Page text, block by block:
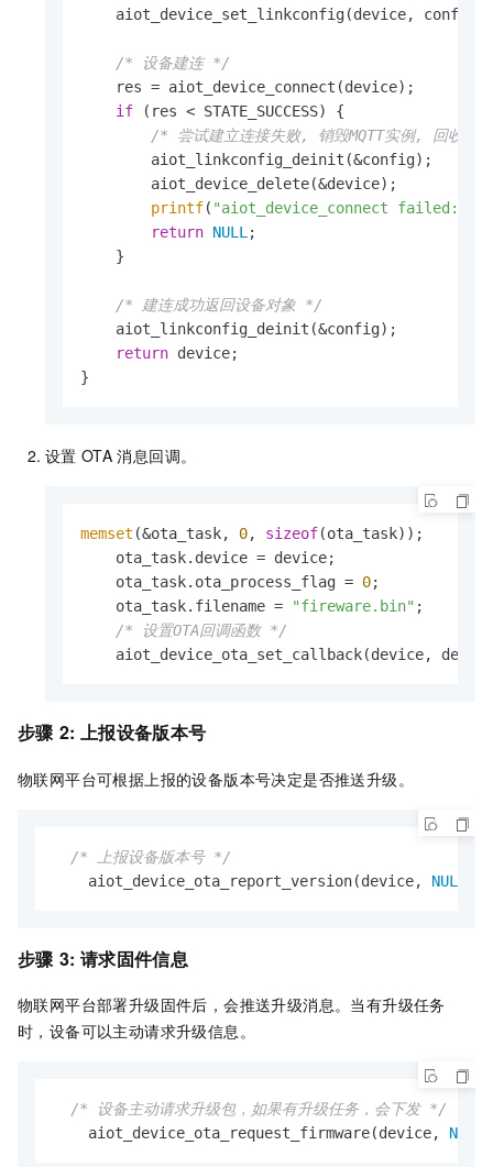
    aiot_device_set_linkconfig(device, config);
/* 设备建连 */
    res = aiot_device_connect(device);
if (res < STATE_SUCCESS) {
/* 尝试建立连接失败, 销毁MQTT实例, 回收资
        aiot_linkconfig_deinit(&config);
        aiot_device_delete(&device);
printf( "aiot_device_connect failed: -
return NULL ;
    }
/* 建连成功返回设备对象 */
    aiot_linkconfig_deinit(&config);
return device;
}
设置 OTA 消息回调。
memset (&ota_task, 0, sizeof(ota_task));
    ota_task.device = device;
    ota_task.ota_process_flag =
0;
    ota_task.filename =
"fireware.bin" ;
/* 设置OTA回调函数 */
aiot_device_ota_set_callback(device,
步骤 2: 上报设备版本号
物联网平台可根据上报的设备版本号决定是否推送升级。
/* 上报设备版本号 */
    aiot_device_ota_report_version(device,
NULL
步骤 3: 请求固件信息
物联网平台部署升级固件后，会推送升级消息。当有升级任务
时，设备可以主动请求升级信息。
/* 设备主动请求升级包，如果有升级任务，会下发 */
    aiot_device_ota_request_firmware(device,
NULL